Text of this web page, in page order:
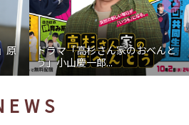
原
ドラマ「高杉さん家のおべんと
う」小山慶一郎...